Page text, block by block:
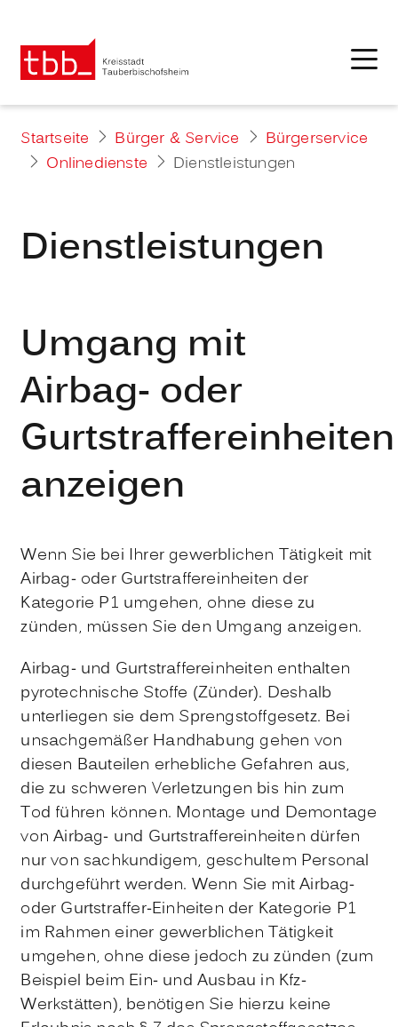
Startseite Bürger & Service
Bürgerservice
Onlinedienste
Dienstleistungen
Dienstleistungen
Umgang mit
Airbag- oder
Gurtstraffereinheiten
anzeigen
Wenn Sie bei Ihrer gewerblichen Tätigkeit mit
Airbag- oder Gurtstraffereinheiten der
Kategorie P1 umgehen, ohne diese zu
zünden, müssen Sie den Umgang anzeigen.
Airbag- und Gurtstraffereinheiten enthalten
pyrotechnische Stoffe (Zünder). Deshalb
unterliegen sie dem Sprengstoffgesetz. Bei
unsachgemäßer Handhabung gehen von
diesen Bauteilen erhebliche Gefahren aus,
die zu schweren Verletzungen bis hin zum
Tod führen können. Montage und Demontage
von Airbag- und Gurtstraffereinheiten dürfen
nur von sachkundigem, geschultem Personal
durchgeführt werden. Wenn Sie mit Airbag-
oder Gurtstraffer-Einheiten der Kategorie P1
im Rahmen einer gewerblichen Tätigkeit
umgehen, ohne diese jedoch zu zünden (zum
Beispiel beim Ein- und Ausbau in Kfz-
Werkstätten), benötigen Sie hierzu keine